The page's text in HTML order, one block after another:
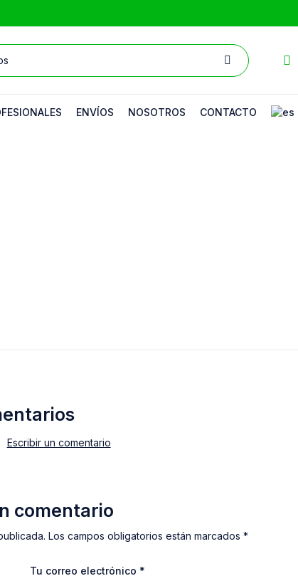
ENVÍOS NOSOTROS CONTACTO
Escribir un comentario
comentario
Los campos obligatorios están marcados *
Tu correo electrónico *